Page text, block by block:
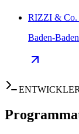
RIZZI & Co.
Baden-
ENTWICKLER